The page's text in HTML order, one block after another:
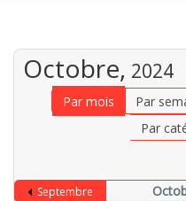
Octobre, 2024
Par mois Par
Par
Septembre